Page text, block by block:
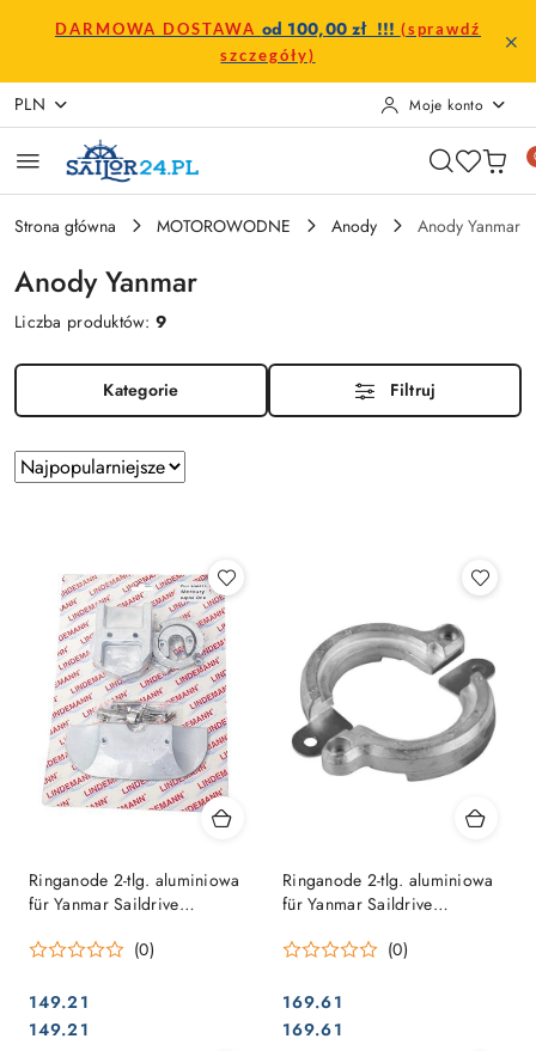
Przejdź do treści głównej
Przejdź do wyszukiwarki
Przejdź do moje konto
Przejdź do menu głównego
Przejdź do stopki
DARMOWA DOSTAWA od 100,00 zł !!! (sprawdź
szczegóły)
PLN Moje konto
Strona główna MOTOROWODNE Anody Anody Yanmar
Anody Yanmar
Liczba produktów:9
Kategorie Filtruj
Zastosowano
sortowanie:
Sortuj
według
Ringanode 2-tlg. aluminiowa
für Yanmar Saildrive
(0)
Cena:
149.21
Cena:
149.21
Ringanode 2-tlg. aluminiowa
für Yanmar Saildrive
(0)
Cena:
169.61
Cena:
169.61